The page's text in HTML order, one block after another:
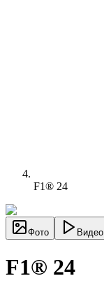
F1® 24
Фото Видео
F1® 24